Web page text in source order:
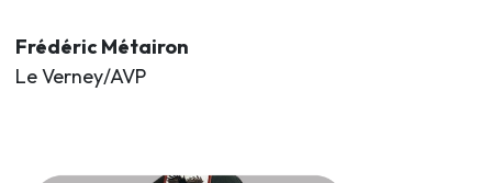
Frédéric Métairon
Le Verney/AVP